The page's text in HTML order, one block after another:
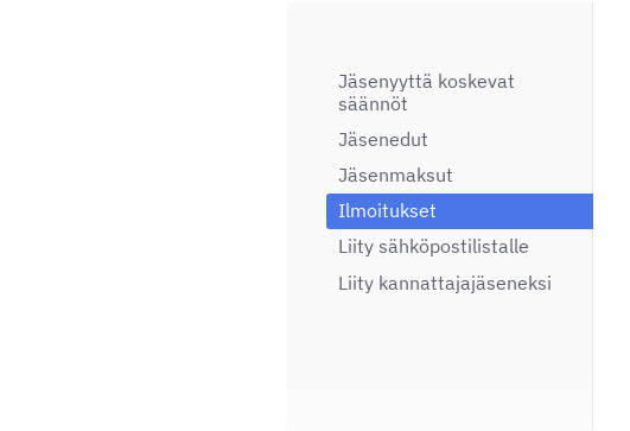
Jäsenyyttä koskevat
säännöt
Jäsenedut
Jäsenmaksut
Ilmoitukset
Liity sähköpostilistalle
Liity kannattajajäseneksi